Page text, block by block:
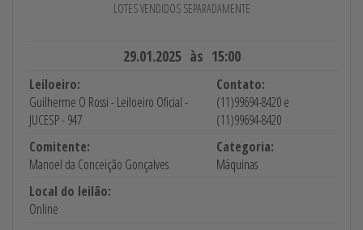
LOTES VENDIDOS SEPARADAMENTE
29.01.2025 às 15:00
Leiloeiro:
Guilherme O Rossi - Leiloeiro Oficial -
JUCESP - 947
Contato:
(11)99694-8420 e
(11)99694-8420
Comitente:
Manoel da Conceição Gonçalves
Categoria:
Máquinas
Local do leilão:
Online